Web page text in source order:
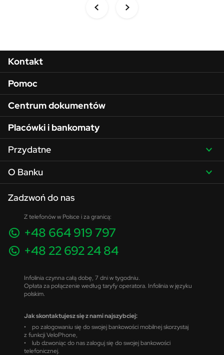
Menu w stopce
Kontakt
Pomoc
Centrum dokumentów
Placówki i bankomaty
Przydatne
O Banku
Zadzwoń do nas
Z telefonów w Polsce i za granicą:
+48 664 919 797
+48 22 692 24 84
Infolinia czynna całą dobę, 7 dni w tygodniu.
Opłata za połączenie według taryfy operatora. Infolinia w języku
polskim.
Jak skontaktujesz się z nami najszybciej:
• po zalogowaniu się do swojej bankowości mobilnej skorzystaj
z funkcji VeloPhone,
• lub dzwoniąc do nas zaloguj się do swojej bankowości
telefonicznej.